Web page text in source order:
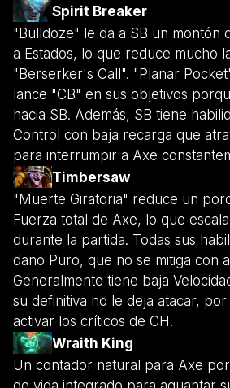
Spirit Breaker
"Bulldoze" le da a SB un montón
a Estados, lo que reduce mucho
"Berserker's Call". "Planar
lance "CB" en sus objetivos
hacia SB. Además, SB tiene
Control con baja recarga que
para interrumpir a Axe
Timbersaw
"Muerte Giratoria" reduce un
Fuerza total de Axe, lo que
durante la partida. Todas sus
daño Puro, que no se mitiga con
Generalmente tiene baja
su definitiva no le deja atacar, por
activar los críticos de CH.
Wraith King
Un contador natural para Axe